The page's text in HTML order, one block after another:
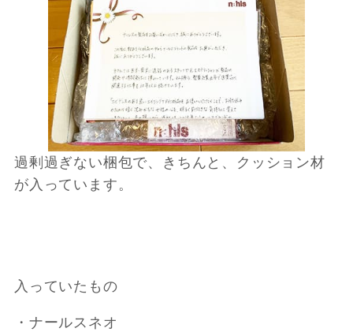
過剰過ぎない梱包で、きちんと、クッション材
が入っています。
入っていたもの
・ナールスネオ